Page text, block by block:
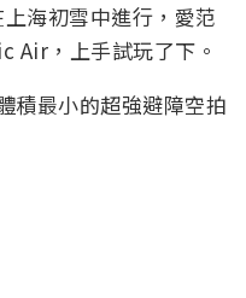
海初雪中進行，愛范
Air，上手試玩了下。